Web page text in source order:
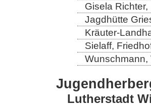
Gisela
Jagdhütte
Kräuter-
Sielaff,
Wunschmann,
Lutherstadt